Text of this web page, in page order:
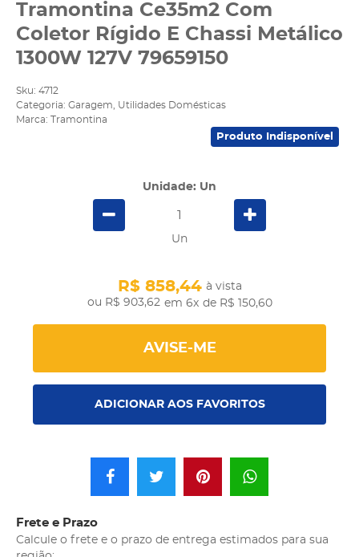
Tramontina Ce35m2 Com
Coletor Rígido E Chassi Metálico
1300W 127V 79659150
Sku: 4712
Categoria: Garagem
Utilidades Domésticas
Marca:
Tramontina
Produto Indisponível
Unidade: Un
Un
R$ 903,62
R$ 858,44 à vista
em 6x de R$ 150,60
AVISE-ME
ADICIONAR AOS FAVORITOS
Frete e Prazo
Calcule o frete e o prazo de entrega estimados para sua